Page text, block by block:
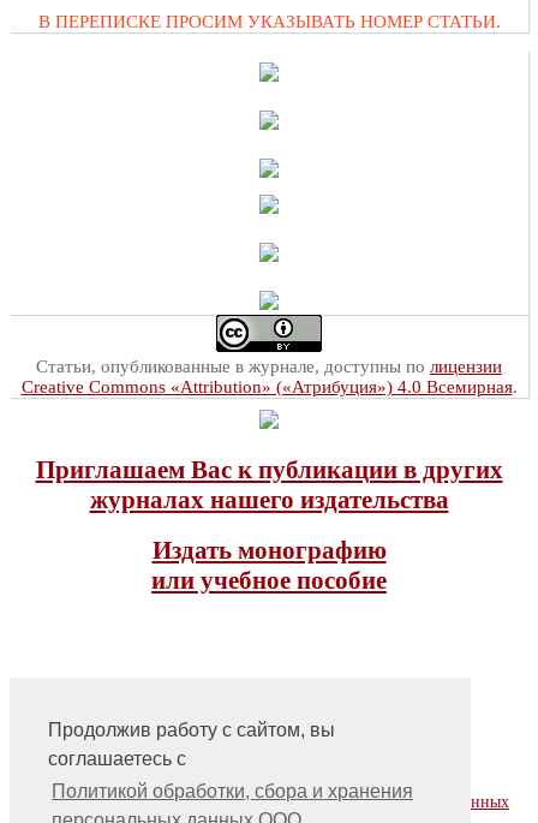
Продолжив работу с сайтом, вы
соглашаетесь с
Политикой обработки, сбора и хранения
В ПЕРЕПИСКЕ ПРОСИМ УКАЗЫВАТЬ НОМЕР СТАТЬИ.
Статьи, опубликованные в журнале, доступны по лицензии
Creative Commons «Attribution» («Атрибуция») 4.0 Всемирная.
Приглашаем Вас к публикации в других
журналах нашего издательства
Издать монографию
или учебное пособие
На главную
Контакты, учредитель, редакция
Политика обработки, сбора и хранения персональных данных